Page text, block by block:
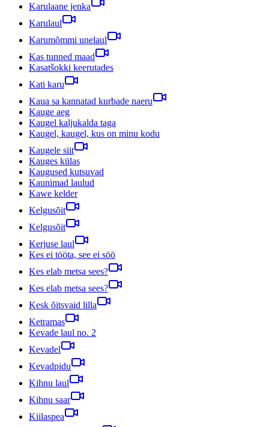
Karulaane jenka
Karulaul
Karumõmmi unelaul
Kas tunned maad
Kasatšokki keerutades
Kati karu
Kaua sa kannatad kurbade naeru
Kauge aeg
Kaugel kaljukalda taga
Kaugel, kaugel, kus on minu kodu
Kaugele siit
Kauges külas
Kaugused kutsuvad
Kaunimad laulud
Kawe kelder
Kelgusõit
Kelgusõit
Kerjuse laul
Kes ei tööta, see ei söö
Kes elab metsa sees?
Kes elab metsa sees?
Kesk õitsvaid lilla
Ketramas
Kevade laul no. 2
Kevadel
Kevadpidu
Kihnu laul
Kihnu saar
Kiilaspea